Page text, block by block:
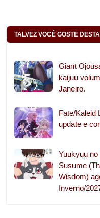
TALVEZ VOCÊ GOSTE
Giant
kaijuu
Janeiro.
Fate/Kaleid
update e
Yuukyuu
Susume
Wisdom)
Inverno/